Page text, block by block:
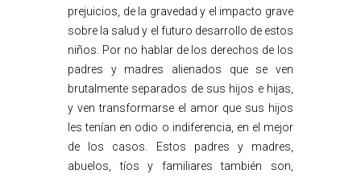
prejuicios, de la gravedad y el impacto grave
sobre la salud y el futuro desarrollo de estos
niños. Por no hablar de los derechos de los
padres y madres alienados que se ven
brutalmente separados de sus hijos e hijas,
y ven transformarse el amor que sus hijos
les tenían en odio o indiferencia, en el mejor
de los casos. Estos padres y madres,
abuelos, tíos y familiares también son,